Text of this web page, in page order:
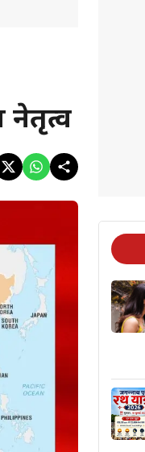
नेतृत्व